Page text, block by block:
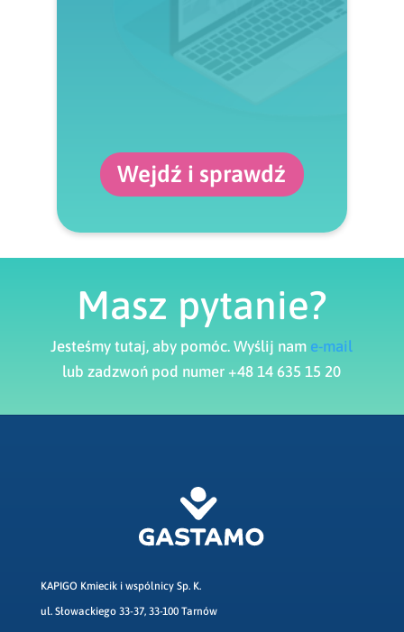
Wejdź i sprawdź
Masz pytanie?
Jesteśmy tutaj, aby pomóc. Wyślij nam e-mail
lub zadzwoń pod numer +48 14 635 15 20
KAPIGO Kmiecik i wspólnicy Sp. K.
ul. Słowackiego 33-37, 33-100 Tarnów